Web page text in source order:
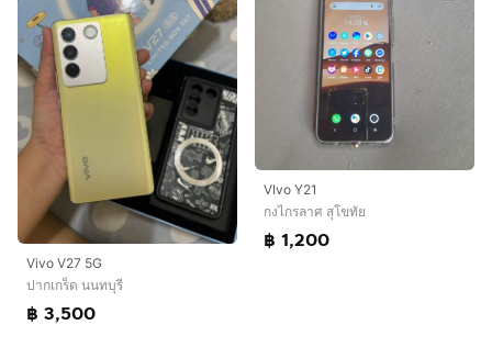
Vivo V27 5G
ปากเกร็ด นนทบุรี
฿ 3,500
VIvo Y21
กงไกรลาศ สุโขทัย
฿ 1,200